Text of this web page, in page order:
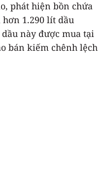
phát hiện bồn chứa
1.290 lít dầu
này được mua tại
bán kiếm chênh lệch